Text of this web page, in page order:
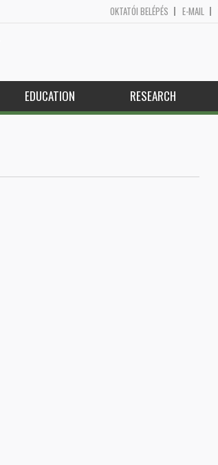
OKTATÓI BELÉPÉS E-MAIL
EDUCATION RESEARCH